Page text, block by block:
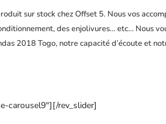
sur stock chez Offset 5. Nous vos
des enjolivures… etc… Nous
2018 Togo, notre capacité d’écoute et
carousel9″][/rev_slider]